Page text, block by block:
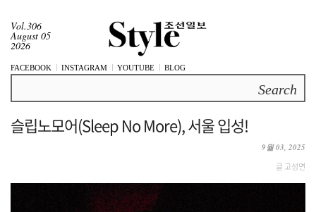
Vol.306
August 05
2026
FACEBOOK INSTAGRAM YOUTUBE BLOG
슬립노모어(Sleep No More), 서울 입성!
9월 03, 2025
글 고성연